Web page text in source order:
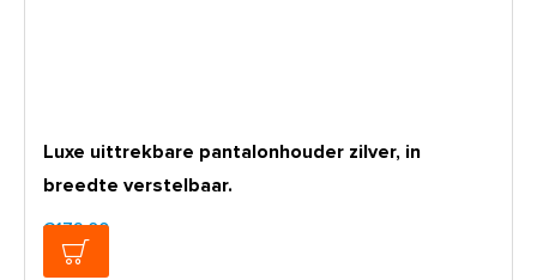
Luxe uittrekbare pantalonhouder zilver, in
breedte verstelbaar.
€179,00